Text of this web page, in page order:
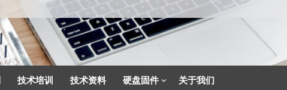
技术培训 技术资料 硬盘固件 关于我们